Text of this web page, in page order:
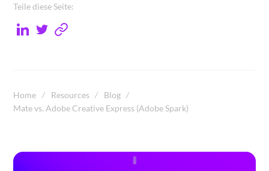
Home Resources
Blog
Mate vs. Adobe Creative Express (Adobe Spark)
Teile diese Seite: